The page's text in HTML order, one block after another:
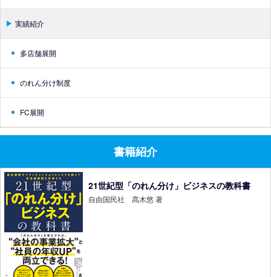
実績紹介
多店舗展開
のれん分け制度
FC展開
書籍紹介
21世紀型「のれん分け」ビジネスの教科書
自由国民社 髙木悠 著